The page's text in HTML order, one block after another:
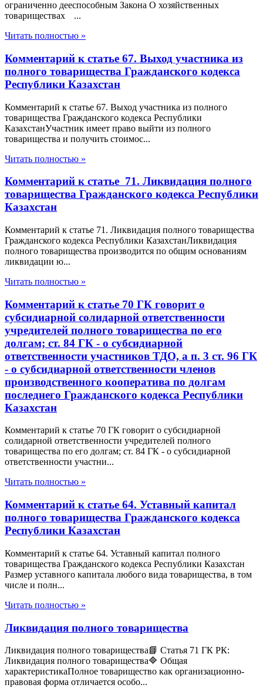
ограниченно дееспособным Закона О хозяйственных
товариществах ...
Читать полностью »
Комментарий к статье 67. Выход участника из
полного товарищества Гражданского кодекса
Республики Казахстан
Комментарий к статье 67. Выход участника из полного
товарищества Гражданского кодекса Республики
КазахстанУчастник имеет право выйти из полного
товарищества и получить стоимос...
Читать полностью »
Комментарий к статье 71. Ликвидация полного
товарищества Гражданского кодекса Республики
Казахстан
Комментарий к статье 71. Ликвидация полного товарищества
Гражданского кодекса Республики КазахстанЛиквидация
полного товарищества производится по общим основаниям
ликвидации ю...
Читать полностью »
Комментарий к статье 70 ГК говорит о
субсидиарной солидарной ответственности
учредителей полного товарищества по его
долгам; ст. 84 ГК - о субсидиарной
ответственности участников ТДО, а п. 3 ст. 96 ГК
- о субсидиарной ответственности членов
производственного кооператива по долгам
последнего Гражданского кодекса Республики
Казахстан
Комментарий к статье 70 ГК говорит о субсидиарной
солидарной ответственности учредителей полного
товарищества по его долгам; ст. 84 ГК - о субсидиарной
ответственности участни...
Читать полностью »
Комментарий к статье 64. Уставный капитал
полного товарищества Гражданского кодекса
Республики Казахстан
Комментарий к статье 64. Уставный капитал полного
товарищества Гражданского кодекса Республики Казахстан
Размер уставного капитала любого вида товарищества, в том
числе и полн...
Читать полностью »
Ликвидация полного товарищества
Ликвидация полного товарищества📘 Статья 71 ГК РК:
Ликвидация полного товарищества🔷 Общая
характеристикаПолное товарищество как организационно-
правовая форма отличается особо...